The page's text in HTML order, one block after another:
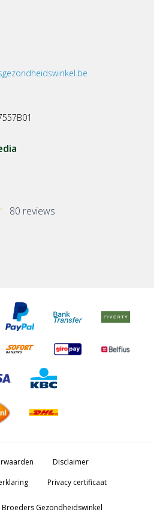
80 reviews
Disclaimer
Privacy certificaat
Broeders Gezondheidswinkel